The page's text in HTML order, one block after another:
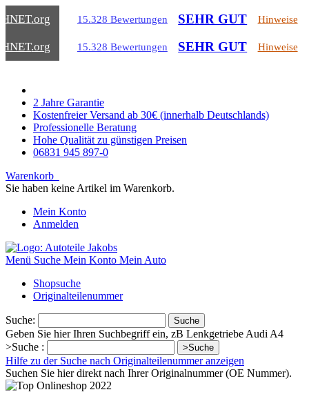
.org 15.328 Bewertungen SEHR GUT Hinweise
.org 15.328 Bewertungen SEHR GUT Hinweise
2 Jahre Garantie
Kostenfreier Versand ab 30€ (innerhalb Deutschlands)
Professionelle Beratung
Hohe Qualität zu günstigen Preisen
06831 945 897-0
Warenkorb
Sie haben keine Artikel im Warenkorb.
Mein Konto
Anmelden
Menü Suche Mein Konto Mein Auto
Shopsuche
Originalteilenummer
Suche: Suche
Geben Sie hier Ihren Suchbegriff ein, zB Lenkgetriebe Audi A4
>Suche :
>Suche
Hilfe zu der Suche nach Originalteilenummer anzeigen
Suchen Sie hier direkt nach Ihrer Originalnummer (OE Nummer).